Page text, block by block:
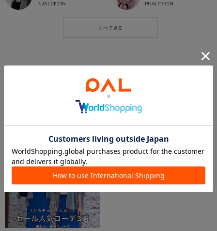
PUAL CE CIN
PUAL CE CIN
この商品を紹介したパルクロPLAY